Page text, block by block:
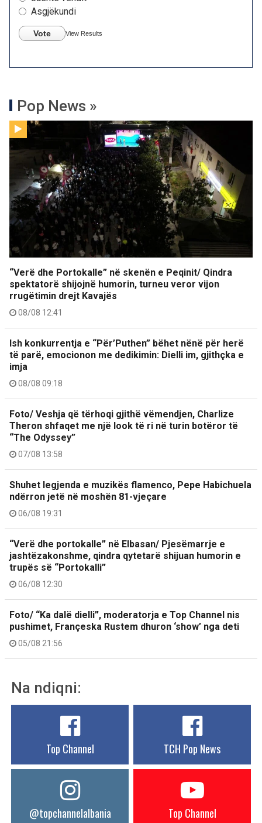
Asgjëkundi
Vote View Results
Pop News »
“Verë dhe Portokalle” në skenën e Peqinit/ Qindra
spektatorë shijojnë humorin, turneu veror vijon
rrugëtimin drejt Kavajës
08/08 12:41
Ish konkurrentja e “Për’Puthen” bëhet nënë për herë
të parë, emocionon me dedikimin: Dielli im, gjithçka e
imja
08/08 09:18
Foto/ Veshja që tërhoqi gjithë vëmendjen, Charlize
Theron shfaqet me një look të ri në turin botëror të
“The Odyssey”
07/08 13:58
Shuhet legjenda e muzikës flamenco, Pepe Habichuela
ndërron jetë në moshën 81-vjeçare
06/08 19:31
“Verë dhe portokalle” në Elbasan/ Pjesëmarrje e
jashtëzakonshme, qindra qytetarë shijuan humorin e
trupës së “Portokalli”
06/08 12:30
Foto/ “Ka dalë dielli”, moderatorja e Top Channel nis
pushimet, Françeska Rustem dhuron ‘show’ nga deti
05/08 21:56
Na ndiqni:
Top Channel TCH Pop News
@topchannelalbania Top Channel